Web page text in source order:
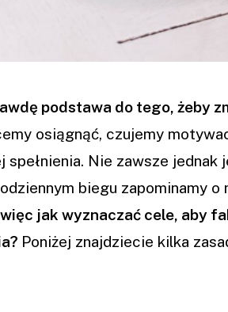
podstawa do tego, żeby
osiągnąć, czujemy
spełnienia. Nie zawsze jednak
biegu zapominamy o
jak wyznaczać cele, aby
Poniżej znajdziecie kilka